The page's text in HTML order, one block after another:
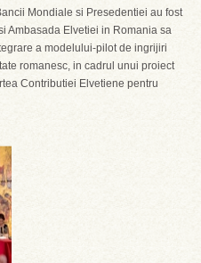
Mondiale si Presedentiei au fost
Ambasada Elvetiei in Romania sa
a modelului-pilot de ingrijiri
romanesc, in cadrul unui proiect
Contributiei Elvetiene pentru